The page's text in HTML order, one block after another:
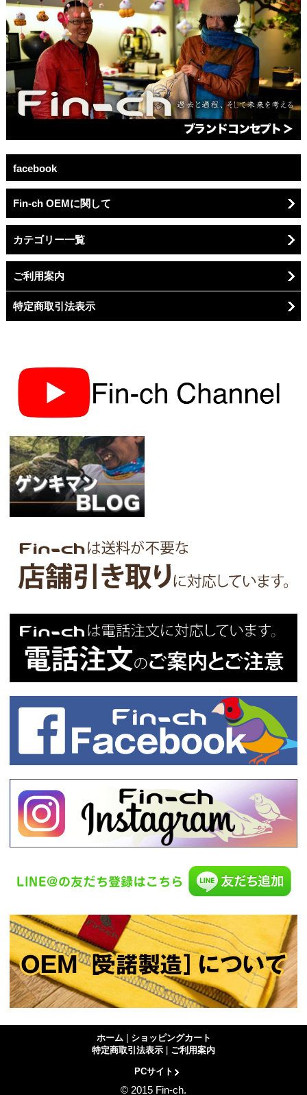
facebook
Fin-ch OEMに関して
カテゴリー一覧
ご利用案内
特定商取引法表示
ホーム
ショッピングカート
特定商取引法表示
ご利用案内
PCサイト
© 2015 Fin-ch.